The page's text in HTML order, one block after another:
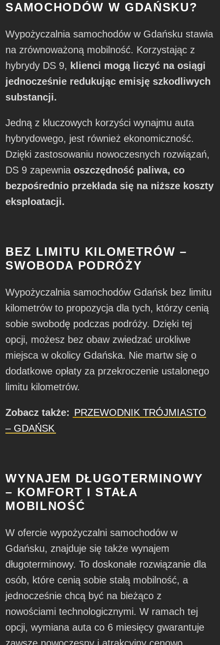
SAMOCHODÓW W GDAŃSKU?
Wypożyczalnia samochodów w Gdańsku stawia
na zrównoważoną mobilność. Korzystając z
hybrydy DS 9, klienci mogą liczyć na osiągi
jednocześnie redukując emisję szkodliwych
substancji.
Jedną z kluczowych korzyści wynajmu auta
hybrydowego, jest również ekonomiczność.
Dzięki zastosowaniu nowoczesnych rozwiązań,
DS 9 zapewniaoszczędność paliwa, co
bezpośrednio przekłada się na niższe koszty
eksploatacji.
BEZ LIMITU KILOMETRÓW –
SWOBODA PODRÓŻY
Wypożyczalnia samochodów Gdańsk bez limitu
kilometrów to propozycja dla tych, którzy cenią
sobie swobodę podczas podróży. Dzięki tej
opcji, możesz bez obaw zwiedzać urokliwe
miejsca w okolicy Gdańska. Nie martw się o
dodatkowe opłaty za przekroczenie ustalonego
limitu kilometrów.
Zobacz także: PRZEWODNIK TRÓJMIASTO
– GDAŃSK
WYNAJEM DŁUGOTERMINOWY
– KOMFORT I STAŁA
MOBILNOŚĆ
W ofercie wypożyczalni samochodów w
Gdańsku, znajduje się także wynajem
długoterminowy. To doskonałe rozwiązanie dla
osób, które cenią sobie stałą mobilność, a
jednocześnie chcą być na bieżąco z
nowościami technologicznymi. W ramach tej
opcji, wymiana auta co 6 miesięcy gwarantuje
zawsze nowoczesny i atrakcyjny cenowo